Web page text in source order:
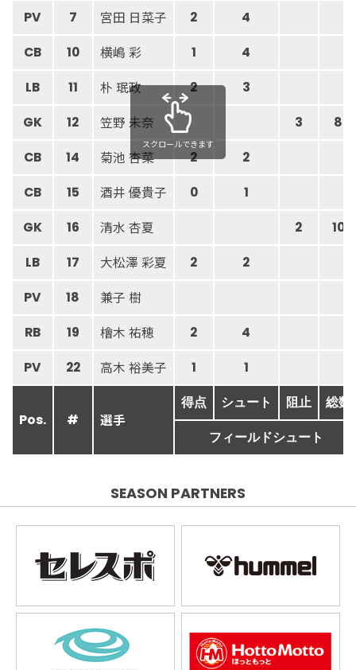
PV 7 宮田 日菜子 2 4
CB 10 横嶋 彩 1 4
LB 11 朴 珉政 2 3
GK 12 笠野 未奈 3 8
CB 14 菊池 杏菜 2 2
CB 15 酒井 優貴子 0 1
GK 16 清水 杏夏 2 10
LB 17 大松澤 彩夏 2 2
PV 18 兼子 樹
RB 19 檜木 祐穂 2 4
PV 22 高木 裕美子 1 1
Pos. # 選手
得点 シュート 阻止 総数
フィールドシュート
スクロールできます
SEASON PARTNERS